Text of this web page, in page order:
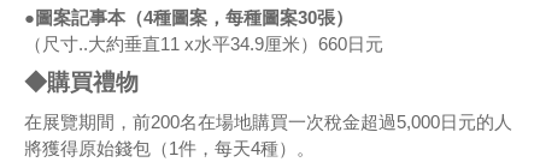
●圖案記事本（4種圖案，每種圖案30張）
（尺寸..大約垂直11 x水平34.9厘米）660日元
◆購買禮物
在展覽期間，前200名在場地購買一次稅金超過5,000日元的人
將獲得原始錢包（1件，每天4種）。